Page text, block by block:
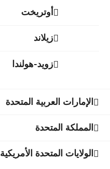
أوتريخت
زيلاند
زويد-هولندا
الإمارات العربية المتحدة
المملكة المتحدة
الولايات المتحدة الأمريكية